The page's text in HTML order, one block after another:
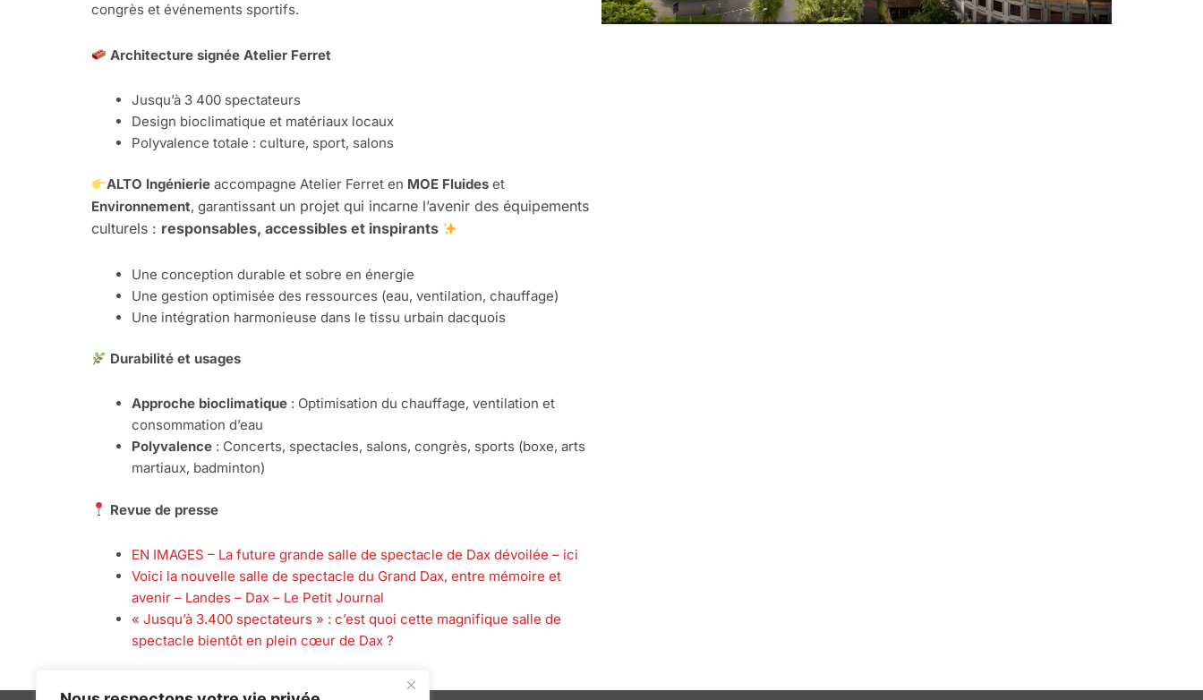
congrès et événements sportifs.
Architecture signée Atelier Ferret
Jusqu’à 3 400 spectateurs
Design bioclimatique et matériaux locaux
Polyvalence totale : culture, sport, salons
ALTO Ingénierie accompagne Atelier Ferret en MOE Fluides et
Environnement, garantissant un projet qui incarne l’avenir des équipements
culturels : responsables, accessibles et inspirants
Une conception durable et sobre en énergie
Une gestion optimisée des ressources (eau, ventilation, chauffage)
Une intégration harmonieuse dans le tissu urbain dacquois
Durabilité et usages
Approche bioclimatique : Optimisation du chauffage, ventilation et
consommation d’eau
Polyvalence : Concerts, spectacles, salons, congrès, sports (boxe, arts
martiaux, badminton)
Revue de presse
EN IMAGES – La future grande salle de spectacle de Dax dévoilée – ici
Voici la nouvelle salle de spectacle du Grand Dax, entre mémoire et
avenir – Landes – Dax – Le Petit Journal
« Jusqu’à 3.400 spectateurs » : c’est quoi cette magnifique salle de
spectacle bientôt en plein cœur de Dax ?